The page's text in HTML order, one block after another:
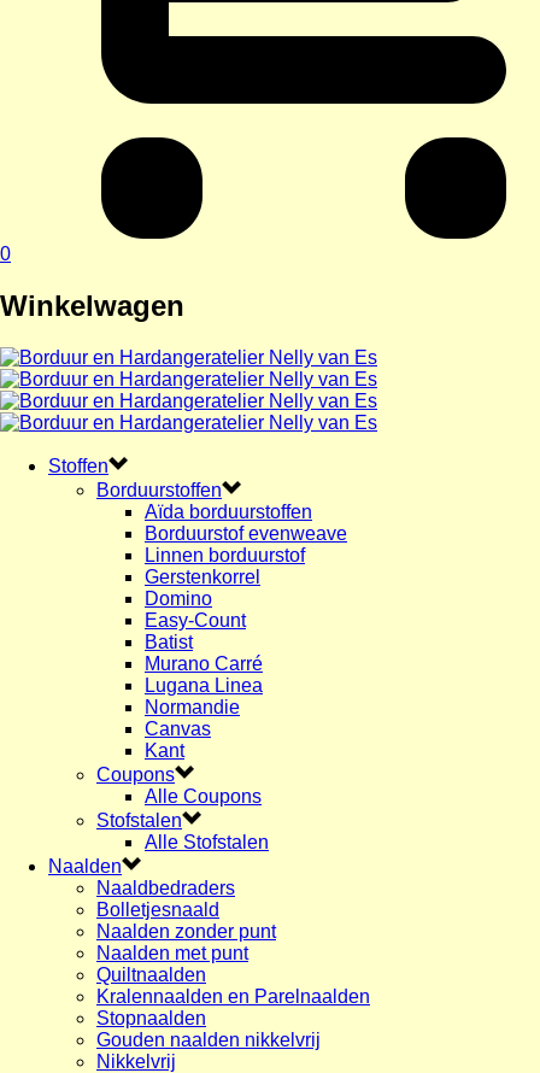
0
Winkelwagen
Stoffen
Borduurstoffen
Aïda borduurstoffen
Borduurstof evenweave
Linnen borduurstof
Gerstenkorrel
Domino
Easy-Count
Batist
Murano Carré
Lugana Linea
Normandie
Canvas
Kant
Coupons
Alle Coupons
Stofstalen
Alle Stofstalen
Naalden
Naaldbedraders
Bolletjesnaald
Naalden zonder punt
Naalden met punt
Quiltnaalden
Kralennaalden en Parelnaalden
Stopnaalden
Gouden naalden nikkelvrij
Nikkelvrij